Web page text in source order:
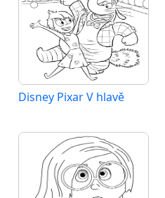
Disney Pixar V hlavě